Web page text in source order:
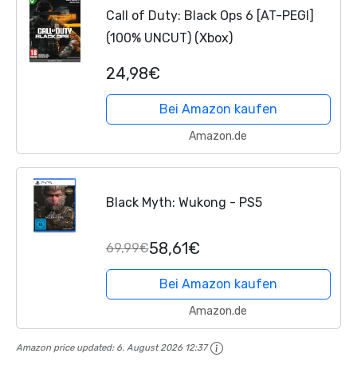
Call of Duty: Black Ops 6 [AT-PEGI]
(100% UNCUT) (Xbox)
24,98€
Bei Amazon kaufen
Amazon.de
Black Myth: Wukong - PS5
69,99€58,61€
Bei Amazon kaufen
Amazon.de
Amazon price updated: 6. August 2026 12:37